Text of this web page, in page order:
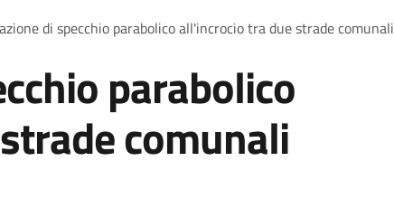
di specchio parabolico all'incrocio tra due strade comunali
parabolico
comunali